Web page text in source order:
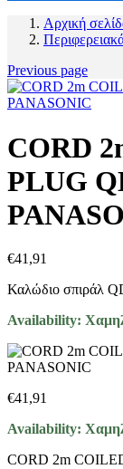
Αρχική
Previous page
CORD
PLUG
€41,91
Καλώδιο σπιράλ
Availability:
€41,91
Availability:
CORD 2m